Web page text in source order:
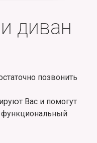
диван
позвонить
Вас и помогут